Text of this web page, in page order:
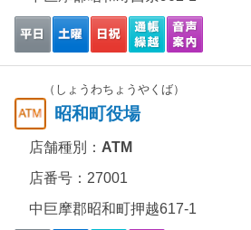
（しょうわちょうやくば）
昭和町役場
店舗種別： ATM
店番号：27001
中巨摩郡昭和町押越617-1